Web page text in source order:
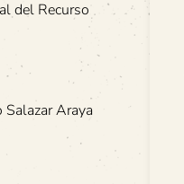
del Recurso
Araya